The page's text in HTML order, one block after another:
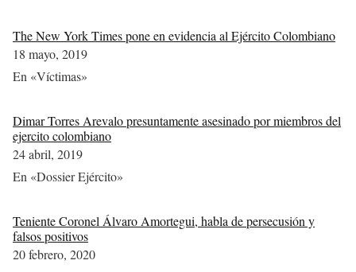
The New York Times pone en evidencia al Ejército Colombiano
18 mayo, 2019
En «Víctimas»
Dimar Torres Arevalo presuntamente asesinado por miembros del
ejercito colombiano
24 abril, 2019
En «Dossier Ejército»
Teniente Coronel Álvaro Amortegui, habla de persecusión y
falsos positivos
20 febrero, 2020